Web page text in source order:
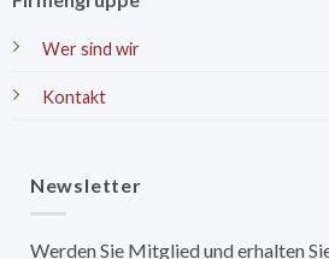
Wer sind wir
Kontakt
Newsletter
Werden Sie Mitglied und erhalten